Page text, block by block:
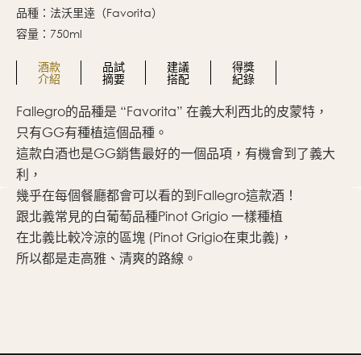
品種：法沃里逹（Favorita）
容量：750ml
酒款
介紹
品試
摘要
建議
搭配
得獎
紀錄
Fallegro的品種是 “Favorita” 在義大利西北的皮蒙特，
只有GG有種植這個品種。
這款白酒也是GG銷售最好的一個品項，有機會到了義大
利，
幾乎在每個餐廳都會可以看的到Fallegro這款酒！
跟北義常見的白葡萄品種Pinot Grigio 一樣種植
在北義比較冷涼的區塊 (Pinot Grigio在東北義)，
所以都是走高雅、清爽的路線。